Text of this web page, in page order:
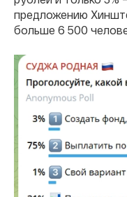
предложению
больше 6 500